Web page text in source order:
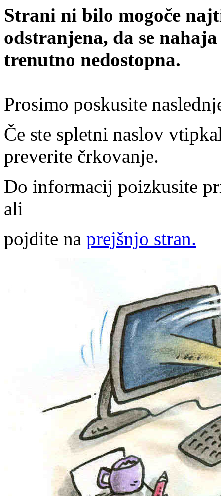
Strani ni bilo mogoče
odstranjena, da se
trenutno nedostopna.
Prosimo poskusite
Če ste spletni naslov
preverite črkovanje.
Do informacij poizkusite
ali
pojdite na prejšnjo stran.